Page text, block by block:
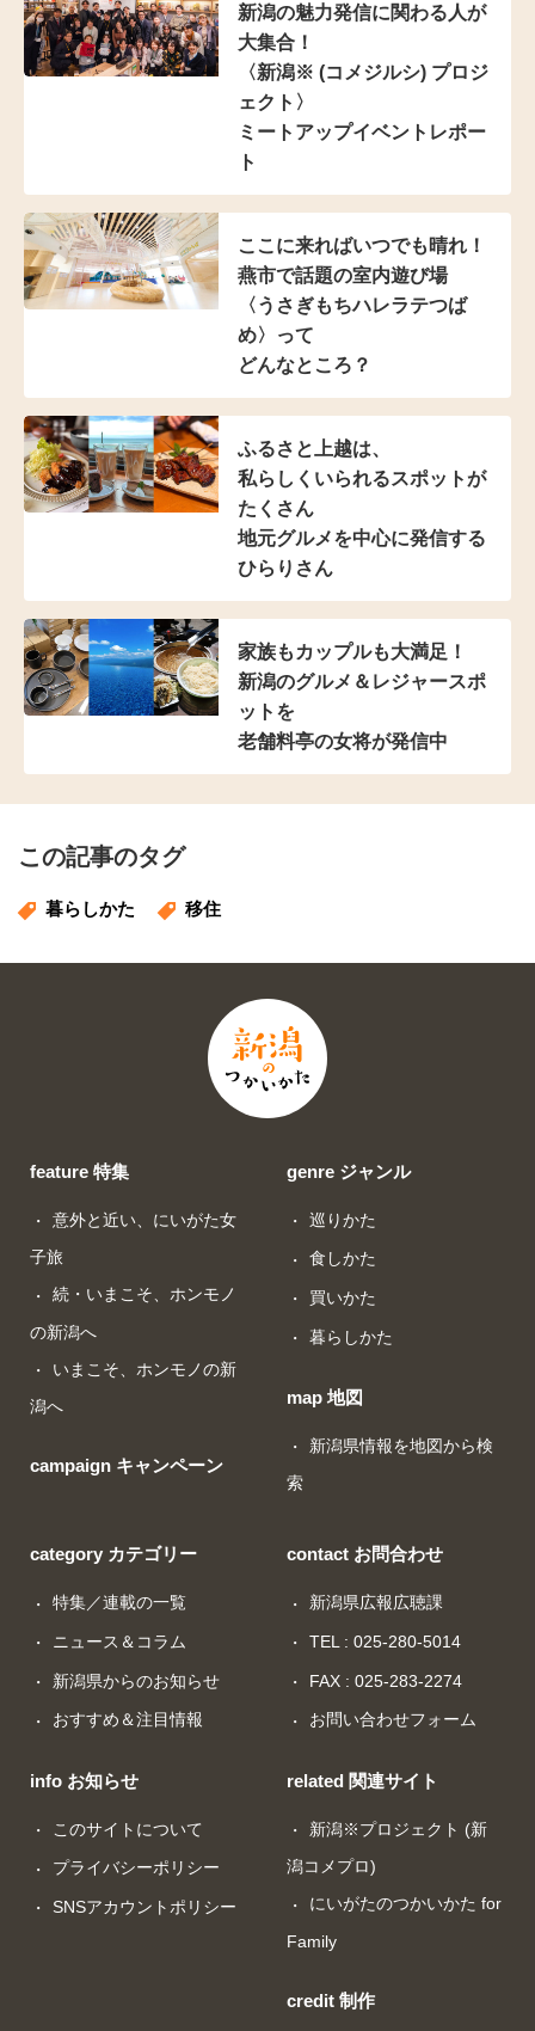
新潟の魅力発信に関わる人が
大集合！
〈新潟※ (コメジルシ) プロジ
ェクト〉
ミートアップイベントレポー
ト
ここに来ればいつでも晴れ！
燕市で話題の室内遊び場
〈うさぎもちハレラテつば
め〉って
どんなところ？
ふるさと上越は、
私らしくいられるスポットが
たくさん
地元グルメを中心に発信する
ひらりさん
家族もカップルも大満足！
新潟のグルメ＆レジャースポ
ットを
老舗料亭の女将が発信中
この記事のタグ
暮らしかた 移住
feature 特集
意外と近い、にいがた女
子旅
続・いまこそ、ホンモノ
の新潟へ
いまこそ、ホンモノの新
潟へ
campaign キャンペーン
genre ジャンル
巡りかた
食しかた
買いかた
暮らしかた
map 地図
新潟県情報を地図から検
索
category カテゴリー
特集／連載の一覧
ニュース＆コラム
新潟県からのお知らせ
おすすめ＆注目情報
info お知らせ
このサイトについて
プライバシーポリシー
SNSアカウントポリシー
contact お問合わせ
新潟県広報広聴課
TEL : 025-280-5014
FAX : 025-283-2274
お問い合わせフォーム
related 関連サイト
新潟※プロジェクト (新
潟コメプロ)
にいがたのつかいかた for
Family
credit 制作